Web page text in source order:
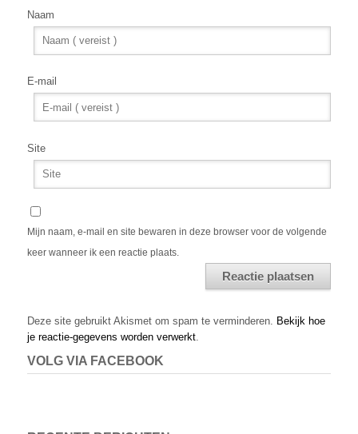
Naam
E-mail
Site
Mijn naam, e-mail en site bewaren in deze browser voor de volgende
keer wanneer ik een reactie plaats.
Deze site gebruikt Akismet om spam te verminderen. Bekijk hoe
je reactie-gegevens worden verwerkt.
VOLG VIA FACEBOOK